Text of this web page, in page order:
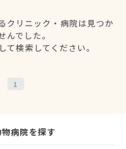
クリニック・病院は見つか
んでした。
て検索してください。
1
病院を探す